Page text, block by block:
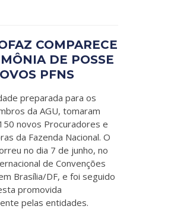
COMPARECE
DE POSSE
PFNS
preparada para os
da AGU, tomaram
novos Procuradores e
da Fazenda Nacional. O
no dia 7 de junho, no
de Convenções
Brasília/DF, e foi seguido
promovida
pelas entidades.